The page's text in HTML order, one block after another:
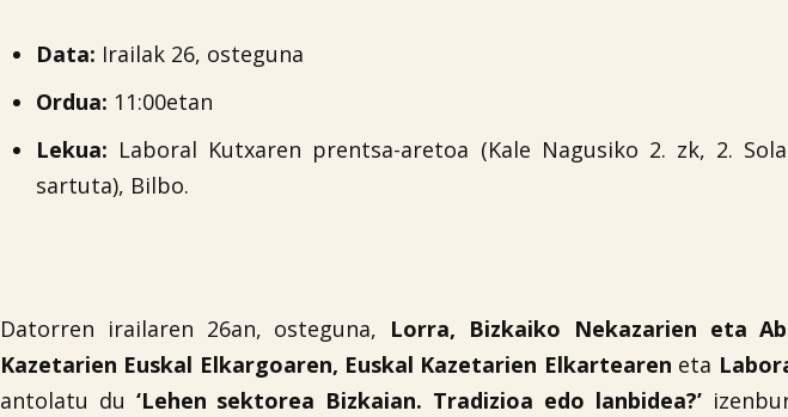
Data: Irailak 26, osteguna
Ordua: 11:00etan
Lekua: Laboral Kutxaren prentsa-aretoa (Kale Nagusiko 2. zk, 2.
sartuta), Bilbo.
Datorren irailaren 26an, osteguna, Lorra, Bizkaiko Nekazarien eta
Kazetarien Euskal Elkargoaren, Euskal Kazetarien Elkartearen eta
antolatu du ‘Lehen sektorea Bizkaian. Tradizioa edo lanbidea?’